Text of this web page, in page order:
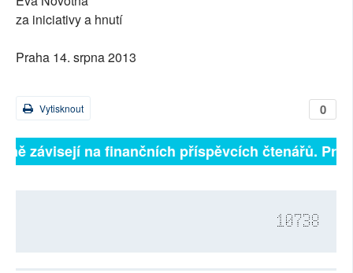
za iniciativy a hnutí
Praha 14. srpna 2013
0
Vytisknout
závisejí na finančních příspěvcích čtenářů.
10738